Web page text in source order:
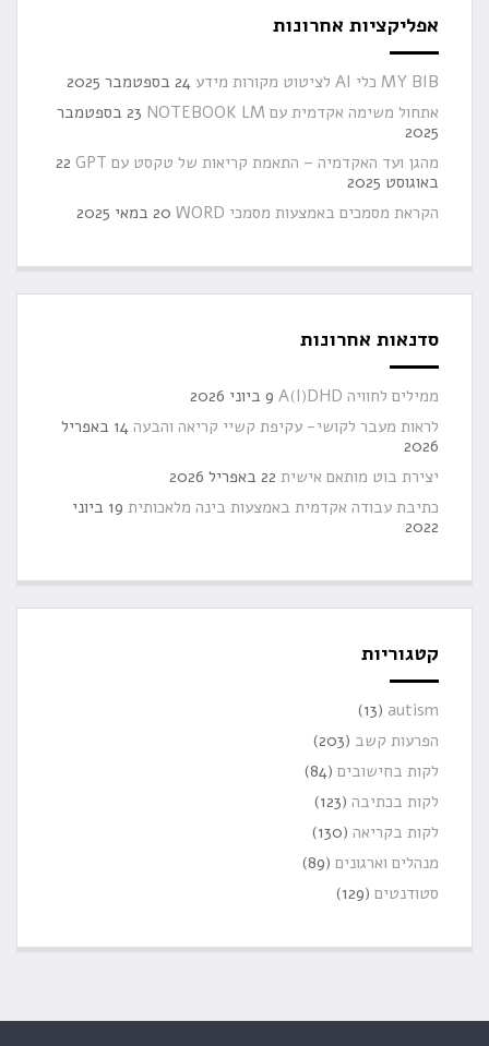
אפליקציות אחרונות
MY BIB כלי AI לציטוט מקורות מידע
24 בספטמבר 2025
אתחול משימה אקדמית עם NOTEBOOK LM
23 בספטמבר
2025
מהגן ועד האקדמיה – התאמת קריאות של טקסט עם GPT
22
באוגוסט 2025
הקראת מסמכים באמצעות מסמכי WORD
20 במאי 2025
סדנאות אחרונות
ממילים לחוויה A(I)DHD
9 ביוני 2026
לראות מעבר לקושי- עקיפת קשיי קריאה והבעה
14 באפריל
2026
יצירת בוט מותאם אישית 22 באפריל 2026
כתיבת עבודה אקדמית באמצעות בינה מלאכותית
19 ביוני
2022
קטגוריות
autism
(13)
הפרעות קשב (203)
לקות בחישובים (84)
לקות בכתיבה (123)
לקות בקריאה (130)
מנהלים וארגונים (89)
סטודנטים (129)